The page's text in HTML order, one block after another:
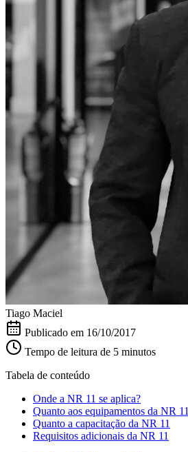
Tiago Maciel
Publicado em 16/10/2017
Tempo de leitura de 5 minutos
Tabela de conteúdo
Onde a NR 11 se aplica?
Quanto aos equipamentos da NR 11
Quanto a capacitação da NR 11
Requisitos adicionais da NR 11